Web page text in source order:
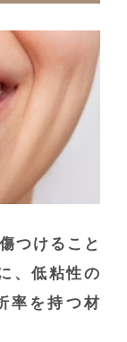
つけること
、低粘性の
率を持つ材